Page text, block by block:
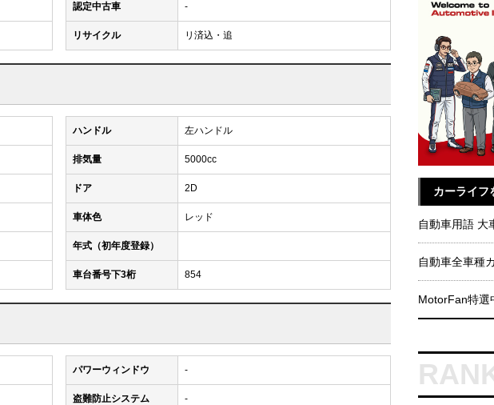
認定中古車 -
リサイクル リ済込・追
ハンドル 左ハンドル
排気量 5000cc
ドア 2D
車体色 レッド
年式（初年度登録）
車台番号下3桁 854
パワーウィンドウ -
盗難防止システム -
カーライフ
自動車用語 大
自動車全車種
MotorFan特選